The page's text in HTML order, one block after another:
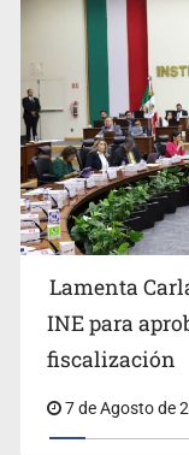
Lamenta
INE para
fiscalización
7 de Agosto de